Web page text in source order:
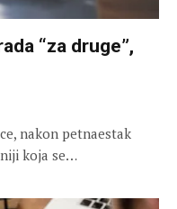
“za druge”,
nakon petnaestak
koja se…